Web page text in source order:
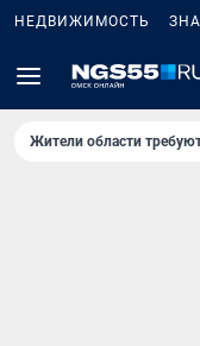
НЕДВИЖИМОСТЬ
Жители области